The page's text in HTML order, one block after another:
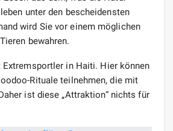
unter den bescheidensten
wird Sie vor einem möglichen
bewahren.
in Haiti. Hier können
Rituale teilnehmen, die mit
ist diese „Attraktion“ nichts für